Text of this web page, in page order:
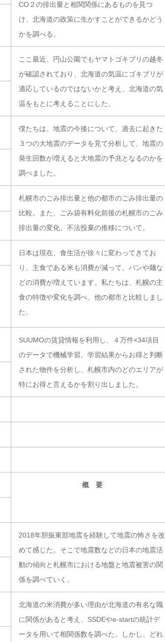
CO２の排出量と相関関係にあるものを見つ
け、北海道の政策に生かすことができるかどう
かを調べる。
ここ最近、円山公園でもヤマトゴキブリの越冬
が確認されており、北海道の気温にゴキブリが
適応しているのではないかと考え、北海道の気
温をもとに考えることにした。
僕たちは、地震の今後について、過去に起きた
３つの大地震のデータを見て分析して、地震の
発生回数が増えると大地震の予兆となるのかを
調べました。
札幌市のごみ排出量と他の都市のごみ排出量の
比較。また、ごみ袋有料化前後の札幌市のごみ
排出量の変化、不法投棄の推移について。
日本は現在、食生活が徐々に変わってきてお
り、主食である米も消費が減って、パンや麺な
どの消費が増えています。私たちは、札幌の主
食の特徴や変化を調べ、他の都市と比較しまし
た。
SUUMOの賃貸情報を利用し、４万件×34項目
のデータで機械学習。学習結果からお得と判断
された物件を分析し、札幌市内のどのエリアが
特にお得と言えるかを割り出しました。
概 要
2018年胆振東部地震を経験して地震の怖さを改
めて感じた。そこで地震数などの日本の地震活
動の傾向と札幌市における地盤と地震被害の関
係を調べていく。
北海道の米消費が多い理由が北海道の有名な職
に関係があると考え、SSDEやe-startの統計デ
ータを用いて相関係数を調べた。しかし、どれ